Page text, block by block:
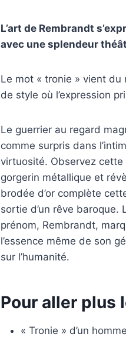
L’art de Rembrandt
avec une splendeur
Le mot « tronie » vient du
de style où l’expression
Le guerrier au regard
comme surpris dans
virtuosité. Observez
gorgerin métallique et
brodée d’or complète
sortie d’un rêve baroque.
prénom, Rembrandt,
l’essence même de son
sur l’humanité.
Pour aller plus
« Tronie » d’un